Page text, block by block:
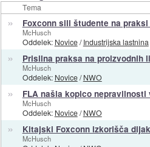
Tema
» Foxconn sili študente na
McHusch
Oddelek: Novice/Industrijska lastnina
» Prisilna praksa na proizvodnih
McHusch
Oddelek: Novice/NWO
» FLA našla kopico
McHusch
Oddelek: Novice/NWO
» Kitajski Foxconn izkorišča
McHusch